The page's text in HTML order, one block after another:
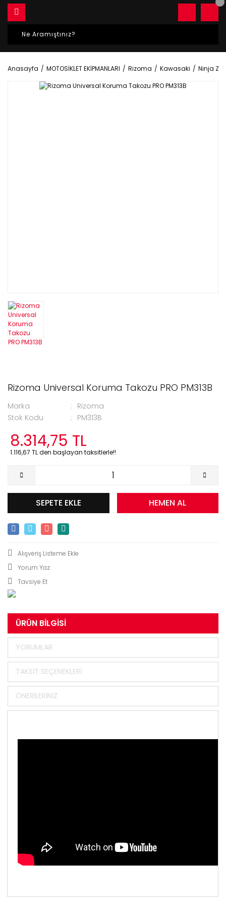
Anasayfa MOTOSİKLET EKİPMANLARI Rizoma Kawasaki Ninja
Rizoma Universal Koruma Takozu PRO PM313B
Marka
Rizoma
Stok Kodu
PM313B
8.314,75 TL
1.116,67 TL den başlayan taksitlerle!!
SEPETE EKLE HEMEN AL
Yorum Yaz
Tavsiye Et
ÜRÜN BILGISI
YORUMLAR
TAKSIT SEÇENEKLERI
ÖNERILERINIZ